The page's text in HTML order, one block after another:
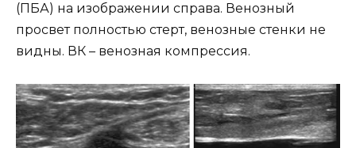
(ПБА) на изображении справа. Венозный
просвет полностью стерт, венозные стенки не
видны. ВК – венозная компрессия.